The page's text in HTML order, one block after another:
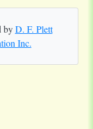
byD. F. Plett
Inc.